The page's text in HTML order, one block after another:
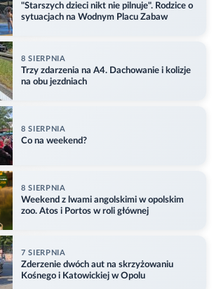
"Starszych dzieci nikt nie pilnuje". Rodzice o
sytuacjach na Wodnym Placu Zabaw
8 SIERPNIA
Trzy zdarzenia na A4. Dachowanie i kolizje
na obu jezdniach
8 SIERPNIA
Co na weekend?
8 SIERPNIA
Weekend z lwami angolskimi w opolskim
zoo. Atos i Portos w roli głównej
7 SIERPNIA
Zderzenie dwóch aut na skrzyżowaniu
Kośnego i Katowickiej w Opolu